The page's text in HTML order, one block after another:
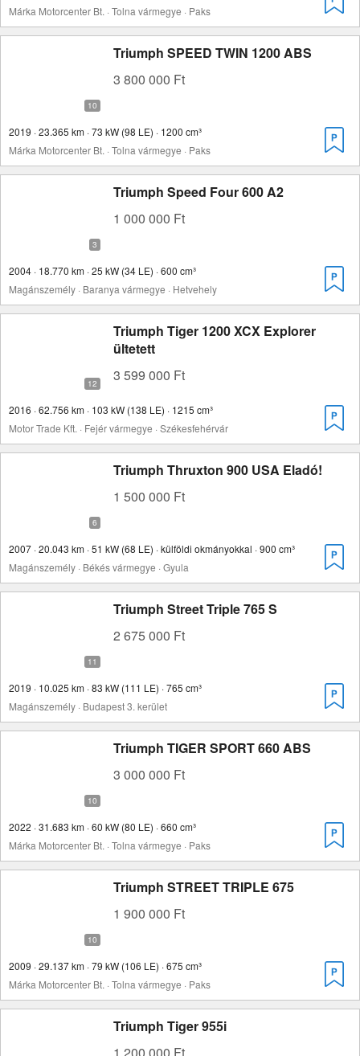
Márka Motorcenter Bt. · Tolna vármegye · Paks
Triumph SPEED TWIN 1200 ABS
3 800 000 Ft
2019 · 23.365 km · 73 kW (98 LE) · 1200 cm³
Márka Motorcenter Bt. · Tolna vármegye · Paks
Triumph Speed Four 600 A2
1 000 000 Ft
2004 · 18.770 km · 25 kW (34 LE) · 600 cm³
Magánszemély · Baranya vármegye · Hetvehely
Triumph Tiger 1200 XCX Explorer
ültetett
3 599 000 Ft
2016 · 62.756 km · 103 kW (138 LE) · 1215 cm³
Motor Trade Kft. · Fejér vármegye · Székesfehérvár
Triumph Thruxton 900 USA Eladó!
1 500 000 Ft
2007 · 20.043 km · 51 kW (68 LE) · külföldi okmányokkal · 900 cm³
Magánszemély · Békés vármegye · Gyula
Triumph Street Triple 765 S
2 675 000 Ft
2019 · 10.025 km · 83 kW (111 LE) · 765 cm³
Magánszemély · Budapest 3. kerület
Triumph TIGER SPORT 660 ABS
3 000 000 Ft
2022 · 31.683 km · 60 kW (80 LE) · 660 cm³
Márka Motorcenter Bt. · Tolna vármegye · Paks
Triumph STREET TRIPLE 675
1 900 000 Ft
2009 · 29.137 km · 79 kW (106 LE) · 675 cm³
Márka Motorcenter Bt. · Tolna vármegye · Paks
Triumph Tiger 955i